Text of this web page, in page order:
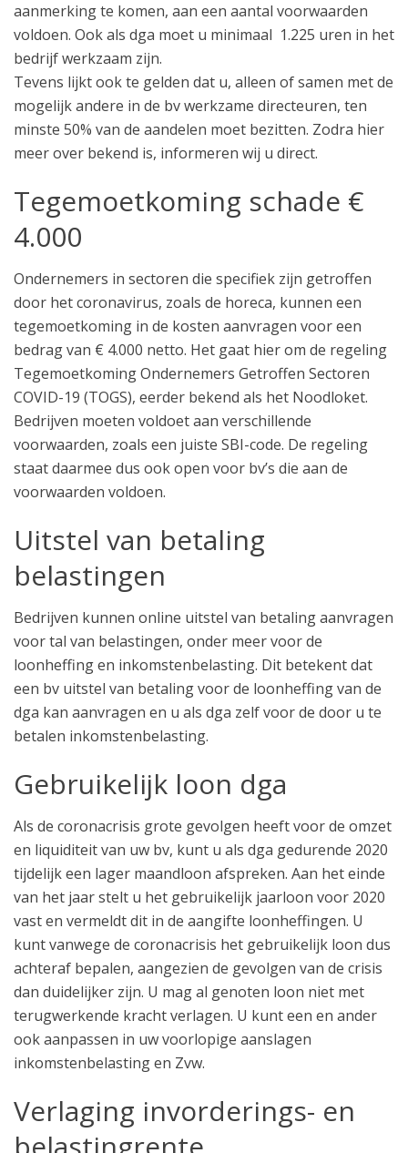
aanmerking te komen, aan een aantal voorwaarden
voldoen. Ook als dga moet u minimaal 1.225 uren in het
bedrijf werkzaam zijn.
Tevens lijkt ook te gelden dat u, alleen of samen met de
mogelijk andere in de bv werkzame directeuren, ten
minste 50% van de aandelen moet bezitten. Zodra hier
meer over bekend is, informeren wij u direct.
Tegemoetkoming schade €
4.000
Ondernemers in sectoren die specifiek zijn getroffen
door het coronavirus, zoals de horeca, kunnen een
tegemoetkoming in de kosten aanvragen voor een
bedrag van € 4.000 netto. Het gaat hier om de regeling
Tegemoetkoming Ondernemers Getroffen Sectoren
COVID-19 (TOGS), eerder bekend als het Noodloket.
Bedrijven moeten voldoet aan verschillende
voorwaarden, zoals een juiste SBI-code. De regeling
staat daarmee dus ook open voor bv’s die aan de
voorwaarden voldoen.
Uitstel van betaling
belastingen
Bedrijven kunnen online uitstel van betaling aanvragen
voor tal van belastingen, onder meer voor de
loonheffing en inkomstenbelasting. Dit betekent dat
een bv uitstel van betaling voor de loonheffing van de
dga kan aanvragen en u als dga zelf voor de door u te
betalen inkomstenbelasting.
Gebruikelijk loon dga
Als de coronacrisis grote gevolgen heeft voor de omzet
en liquiditeit van uw bv, kunt u als dga gedurende 2020
tijdelijk een lager maandloon afspreken. Aan het einde
van het jaar stelt u het gebruikelijk jaarloon voor 2020
vast en vermeldt dit in de aangifte loonheffingen. U
kunt vanwege de coronacrisis het gebruikelijk loon dus
achteraf bepalen, aangezien de gevolgen van de crisis
dan duidelijker zijn. U mag al genoten loon niet met
terugwerkende kracht verlagen. U kunt een en ander
ook aanpassen in uw voorlopige aanslagen
inkomstenbelasting en Zvw.
Verlaging invorderings- en